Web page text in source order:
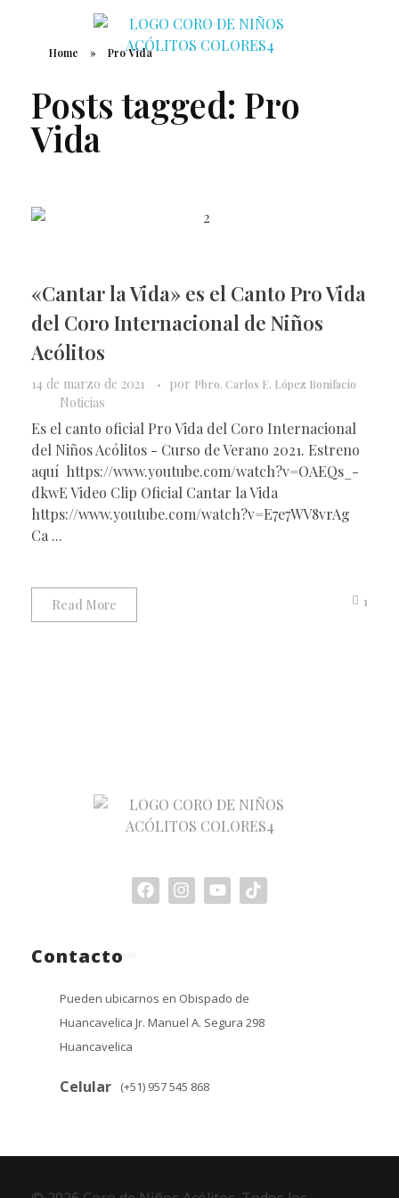
Home » Pro Vida
Posts tagged: Pro
Vida
«Cantar la Vida» es el Canto Pro Vida
del Coro Internacional de Niños
Acólitos
14 de marzo de 2021 por Pbro. Carlos E. López Bonifacio
Noticias
Es el canto oficial Pro Vida del Coro Internacional
del Niños Acólitos - Curso de Verano 2021. Estreno
aquí https://www.youtube.com/watch?v=OAEQs_-
dkwE Video Clip Oficial Cantar la Vida
https://www.youtube.com/watch?v=E7e7WV8vrAg
Ca ...
Read More 1
Contacto
Pueden ubicarnos en Obispado de
Huancavelica Jr. Manuel A. Segura 298
Huancavelica
Celular (+51) 957 545 868